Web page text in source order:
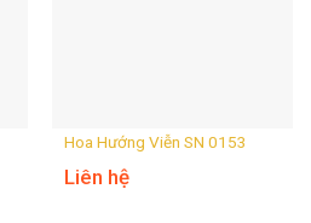
Hoa Hướng Viễn SN 0153
Liên hệ